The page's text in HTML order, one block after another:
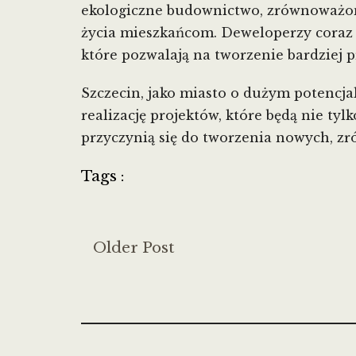
ekologiczne budownictwo,
życia mieszkańcom. Deweloperzy
które pozwalają na tworzenie bardziej
Szczecin, jako miasto o dużym
realizację projektów, które będą nie
przyczynią się do tworzenia nowych,
Tags :
Older Post